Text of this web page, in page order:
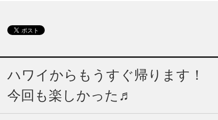
ハワイからもうすぐ帰ります！
今回も楽しかった♬